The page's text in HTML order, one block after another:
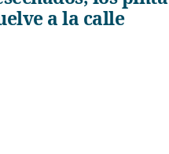
a la calle